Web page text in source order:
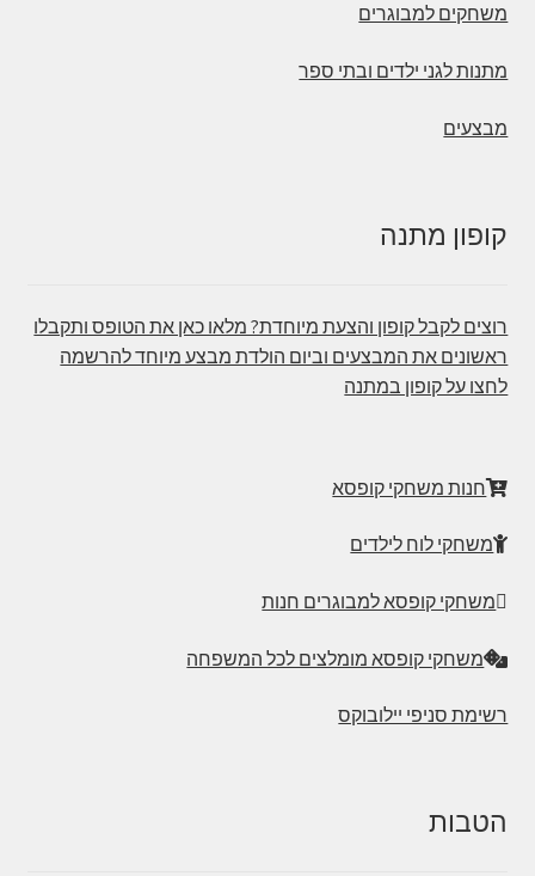
משחקים למבוגרים
מתנות לגני ילדים ובתי ספר
מבצעים
קופון מתנה
רוצים לקבל קופון והצעת מיוחדת? מלאו כאן את הטופס ותקבלו
ראשונים את המבצעים וביום הולדת מבצע מיוחד להרשמה
לחצו על קופון במתנה
חנות משחקי קופסא
משחקי לוח לילדים
משחקי קופסא למבוגרים חנות
משחקי קופסא מומלצים לכל המשפחה
רשימת סניפי יילובוקס
הטבות